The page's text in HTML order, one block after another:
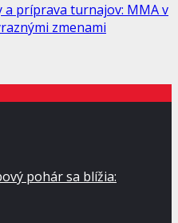
príprava turnajov: MMA v
zmenami
pohár sa blížia: